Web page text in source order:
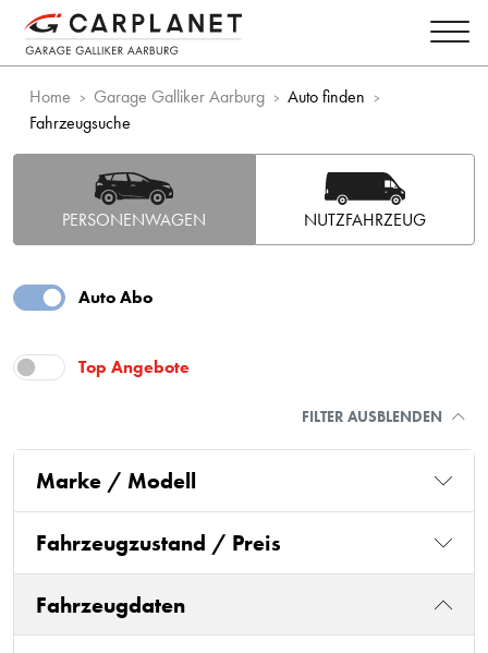
Home Garage Galliker Aarburg
Auto finden
Fahrzeugsuche
PERSONENWAGEN NUTZFAHRZEUG
Auto Abo
Top Angebote
FILTER AUSBLENDEN
Marke / Modell
Fahrzeugzustand / Preis
Fahrzeugdaten